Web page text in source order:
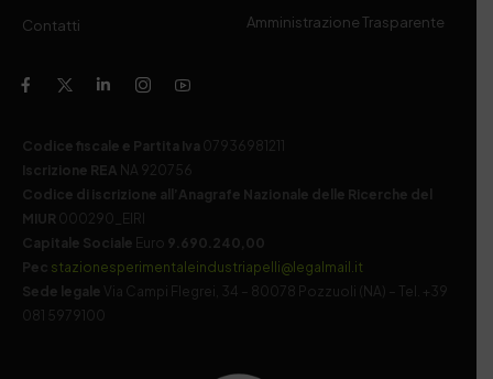
Contatti
Amministrazione Trasparente
Codice fiscale e Partita Iva 07936981211
Iscrizione REA NA 920756
Codice di iscrizione all’Anagrafe Nazionale delle Ricerche del
MIUR 000290_EIRI
Capitale Sociale Euro 9.690.240,00
Pec stazionesperimentaleindustriapelli@legalmail.it
Sede legale
Via Campi Flegrei, 34 – 80078 Pozzuoli (NA) – Tel. +39
081 5979100